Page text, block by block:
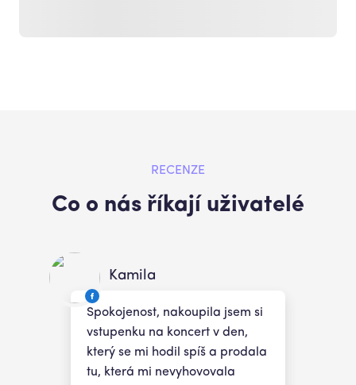
RECENZE
Co o nás říkají uživatelé
Kamila
Spokojenost, nakoupila jsem si
vstupenku na koncert v den,
který se mi hodil spíš a prodala
tu, která mi nevyhovovala